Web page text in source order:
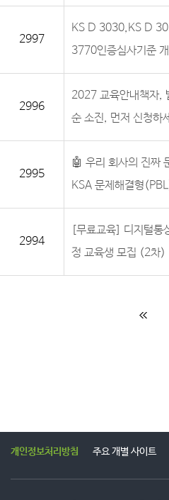
2997
KS D 3030,KS D
3770인증심사기준
2996
2027 교육안내책자,
순 소진, 먼저 신청하
2995
🤖 우리 회사의 진짜
KSA 문제해결형
2994
[무료교육] 디지털
정 교육생 모집 (2차)
개인정보처리방침 주요 개별 사이트